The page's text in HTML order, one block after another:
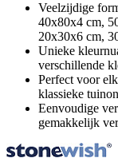
Veelzijdige
40x80x4 cm,
20x30x6 cm,
Unieke
verschillende
Perfect voor
klassieke
Eenvoudige
gemakkelijk